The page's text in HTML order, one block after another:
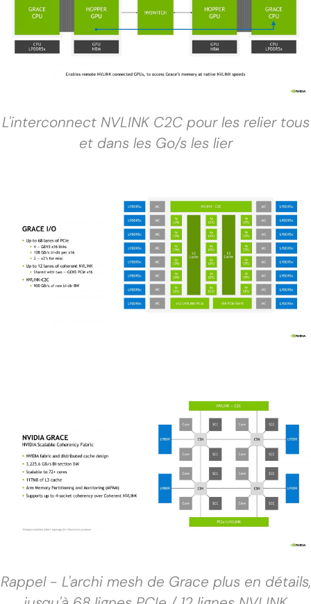
L'interconnect NVLINK C2C pour les relier tous
et dans les Go/s les lier
Rappel - L'archi mesh de Grace plus en détails,